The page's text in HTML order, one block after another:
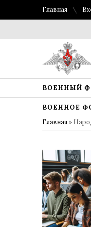
Главная
ВОЕННЫЙ
ВОЕННОЕ
Главная »